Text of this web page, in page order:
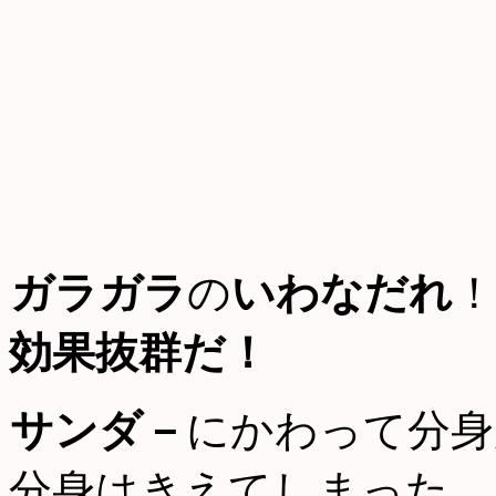
ガラガラのいわなだれ ！
効果抜群だ！
サンダ－ にかわって分